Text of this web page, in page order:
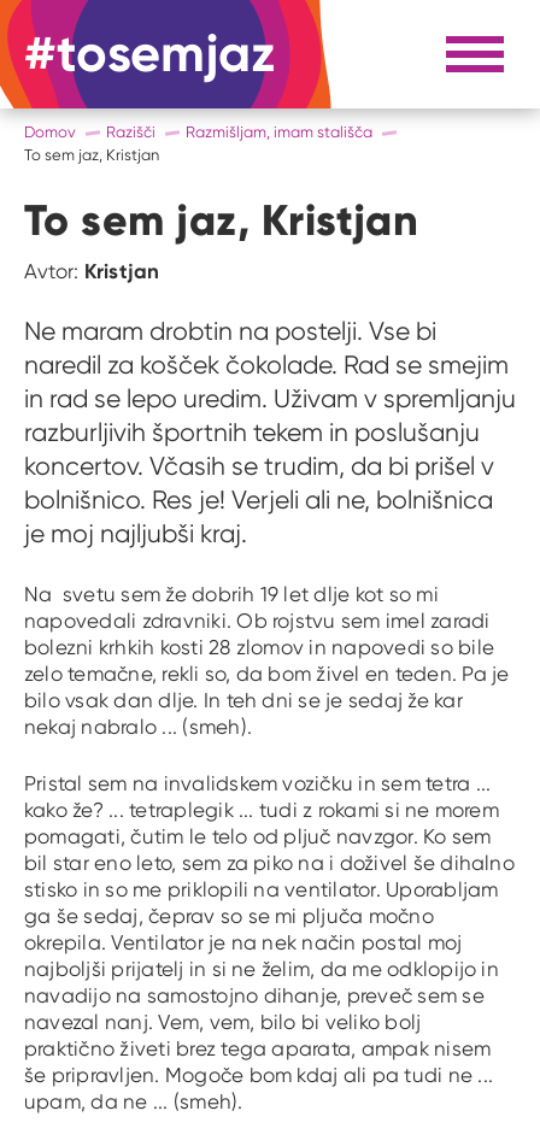
#tosemjaz #to sem jaz Razpri
Domov Razišči
Razmišljam, imam stališča
To sem jaz, Kristjan
To sem jaz, Kristjan
Avtor: Kristjan
Ne maram drobtin na postelji. Vse bi
naredil za košček čokolade. Rad se smejim
in rad se lepo uredim. Uživam v spremljanju
razburljivih športnih tekem in poslušanju
koncertov. Včasih se trudim, da bi prišel v
bolnišnico. Res je! Verjeli ali ne, bolnišnica
je moj najljubši kraj.
Na svetu sem že dobrih 19 let dlje kot so mi
napovedali zdravniki. Ob rojstvu sem imel zaradi
bolezni krhkih kosti 28 zlomov in napovedi so bile
zelo temačne, rekli so, da bom živel en teden. Pa je
bilo vsak dan dlje. In teh dni se je sedaj že kar
nekaj nabralo ... (smeh).
Pristal sem na invalidskem vozičku in sem tetra ...
kako že? ... tetraplegik ... tudi z rokami si ne morem
pomagati, čutim le telo od pljuč navzgor. Ko sem
bil star eno leto, sem za piko na i doživel še dihalno
stisko in so me priklopili na ventilator. Uporabljam
ga še sedaj, čeprav so se mi pljuča močno
okrepila. Ventilator je na nek način postal moj
najboljši prijatelj in si ne želim, da me odklopijo in
navadijo na samostojno dihanje, preveč sem se
navezal nanj. Vem, vem, bilo bi veliko bolj
praktično živeti brez tega aparata, ampak nisem
še pripravljen. Mogoče bom kdaj ali pa tudi ne ...
upam, da ne ... (smeh).